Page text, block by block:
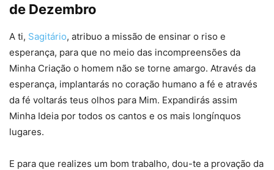
de Dezembro
A ti, Sagitário, atribuo a missão de ensinar o riso e
esperança, para que no meio das incompreensões da
Minha Criação o homem não se torne amargo. Através da
esperança, implantarás no coração humano a fé e através
da fé voltarás teus olhos para Mim. Expandirás assim
Minha Ideia por todos os cantos e os mais longínquos
lugares.
E para que realizes um bom trabalho, dou-te a provação da